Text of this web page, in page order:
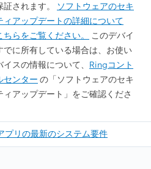
証されます。
ソフトウェアのセキ
ィアップデートの詳細について
ちらをご覧ください。
このデバイ
でに所有している場合は、お使い
イスの情報について、 Ringコント
センター の「ソフトウェアのセキ
ィアップデート」をご確認くださ
プリの最新のシステム要件